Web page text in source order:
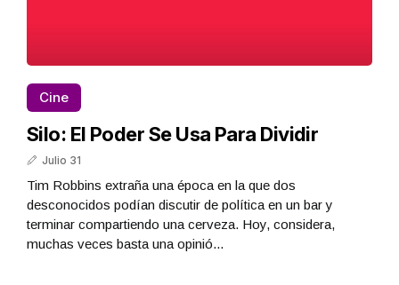
Cine
Silo: El Poder Se Usa Para Dividir
Julio 31
Tim Robbins extraña una época en la que dos
desconocidos podían discutir de política en un bar y
terminar compartiendo una cerveza. Hoy, considera,
muchas veces basta una opinió...